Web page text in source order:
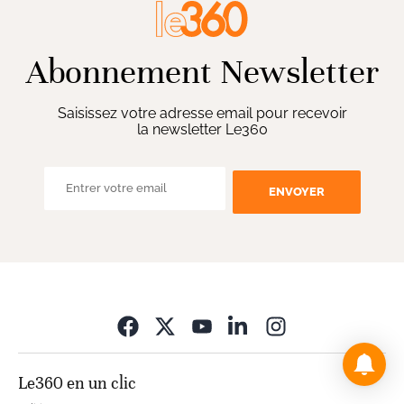
Abonnement Newsletter
Saisissez votre adresse email pour recevoir
la newsletter Le360
ENVOYER
Le360 en un clic